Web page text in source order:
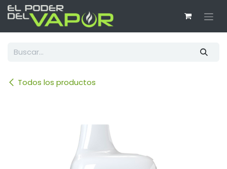
Ir al contenido
Todos los productos